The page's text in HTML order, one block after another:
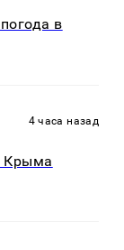
в
4 часа назад
Крыма